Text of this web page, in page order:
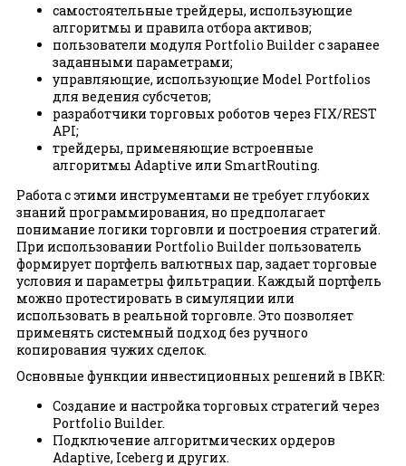
самостоятельные трейдеры, использующие
алгоритмы и правила отбора активов;
пользователи модуля Portfolio Builder с заранее
заданными параметрами;
управляющие, использующие Model Portfolios
для ведения субсчетов;
разработчики торговых роботов через FIX/REST
API;
трейдеры, применяющие встроенные
алгоритмы Adaptive или SmartRouting.
Работа с этими инструментами не требует глубоких
знаний программирования, но предполагает
понимание логики торговли и построения стратегий.
При использовании Portfolio Builder пользователь
формирует портфель валютных пар, задает торговые
условия и параметры фильтрации. Каждый портфель
можно протестировать в симуляции или
использовать в реальной торговле. Это позволяет
применять системный подход без ручного
копирования чужих сделок.
Основные функции инвестиционных решений в IBKR:
Создание и настройка торговых стратегий через
Portfolio Builder.
Подключение алгоритмических ордеров
Adaptive, Iceberg и других.